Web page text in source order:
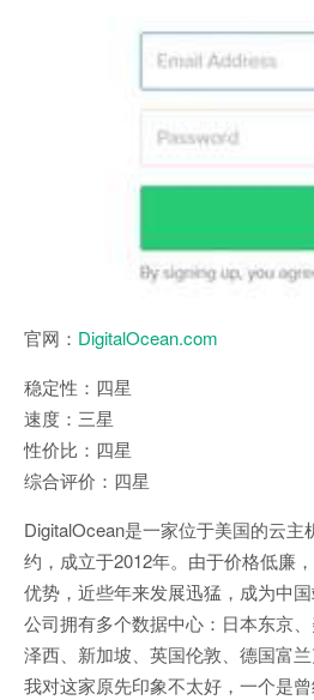
官网： DigitalOcean.com
稳定性：四星
速度：三星
性价比：四星
综合评价：四星
DigitalOcean是一家位于美国的云主
约，成立于2012年。由于价格低廉
优势，近些年来发展迅猛，成为中
公司拥有多个数据中心：日本东京
泽西、新加坡、英国伦敦、德国富
我对这家原先印象不太好，一个是